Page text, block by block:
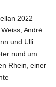
2022
André
und Ulli
rund um
Rhein, einer